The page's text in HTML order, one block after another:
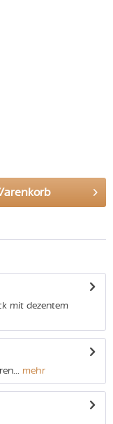
mit dezentem
mehr